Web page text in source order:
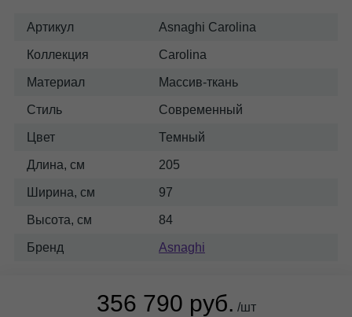
Артикул Asnaghi Carolina
Коллекция Carolina
Материал Массив-ткань
Стиль Современный
Цвет Темный
Длина, см 205
Ширина, см 97
Высота, см 84
Бренд Asnaghi
356 790 руб. /шт